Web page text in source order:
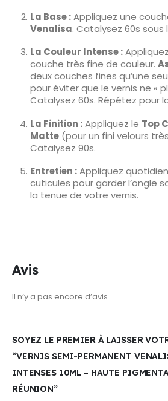
La Base :Appliquez une
Venalisa. Catalysez 60s sous
La Couleur Intense :
couche très fine de couleur.
deux couches fines qu’une
pour éviter que le vernis ne «
Catalysez 60s. Répétez pour
La Finition :Appliquez le Top
Matte(pour un fini velours
Catalysez 90s.
Entretien :Appliquez
cuticules pour garder l’ongle
la tenue de votre vernis.
Avis
Il n’y a pas encore d’avis.
SOYEZ LE PREMIER À LAISSER
“VERNIS SEMI-PERMANENT
INTENSES 10ML – HAUTE
RÉUNION”